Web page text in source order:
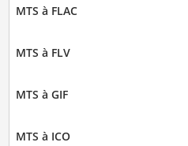
MTS à FLAC
MTS à FLV
MTS à GIF
MTS à ICO